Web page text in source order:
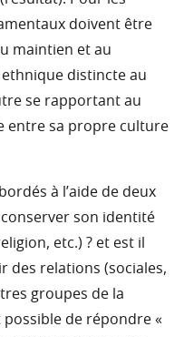
doivent être
maintien et au
distincte au
se rapportant au
entre sa propre culture
à l’aide de deux
son identité
etc.) ? et est il
des relations (sociales,
groupes de la
possible de répondre «